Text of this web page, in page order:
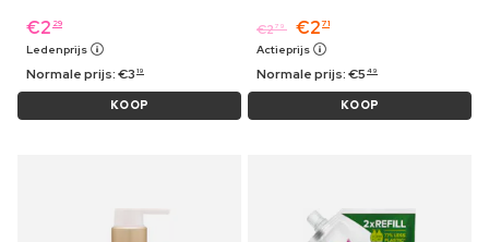
€2 29
Ledenprijs
Normale prijs:€3 19
KOOP
€279 €2 71
Actieprijs
Normale prijs:€5 49
KOOP